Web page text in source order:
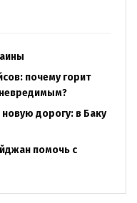
почему горит
дорогу: в Баку
помочь с